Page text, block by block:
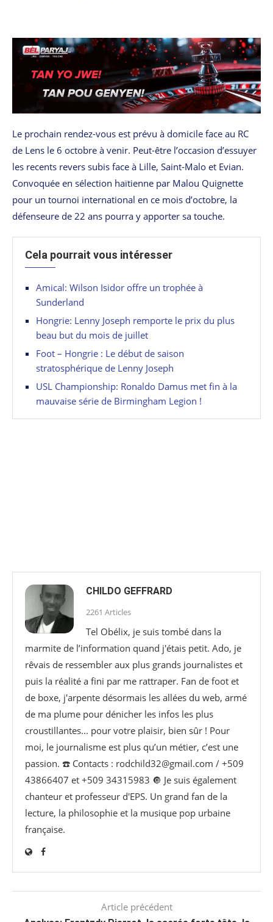
Le prochain rendez-vous est prévu à domicile face au RC
de Lens le 6 octobre à venir. Peut-être l’occasion d’essuyer
les recents revers subis face à Lille, Saint-Malo et Evian.
Convoquée en sélection haïtienne par Malou Quignette
pour un tournoi international en ce mois d’octobre, la
défenseure de 22 ans pourra y apporter sa touche.
Cela pourrait vous intéresser
Amical: Wilson Isidor offre un trophée à
Sunderland
Hongrie: Lenny Joseph remporte le prix du plus
beau but du mois de juillet
Foot – Hongrie : Le début de saison
stratosphérique de Lenny Joseph
USL Championship: Ronaldo Damus met fin à la
mauvaise série de Birmingham Legion !
CHILDO GEFFRARD
2261 Articles
Tel Obélix, je suis tombé dans la
marmite de l’information quand j'étais petit. Ado, je
rêvais de ressembler aux plus grands journalistes et
puis la réalité a fini par me rattraper. Fan de foot et
de boxe, j'arpente désormais les allées du web, armé
de ma plume pour dénicher les infos les plus
croustillantes... pour votre plaisir, bien sûr ! Pour
moi, le journalisme est plus qu’un métier, c’est une
passion. ☎️ Contacts : rodchild32@gmail.com / +509
43866407 et +509 34315983 🔘 Je suis également
chanteur et professeur d'EPS. Un grand fan de la
lecture, la philosophie et la musique pop urbaine
française.
Article précédent